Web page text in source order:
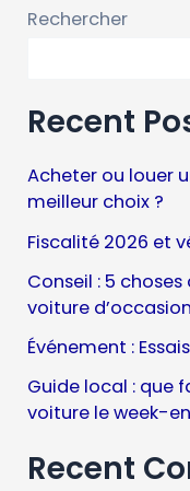
Rechercher
Recent
Acheter ou louer
meilleur choix ?
Fiscalité 2026 et
Conseil : 5
voiture d’occasion
Événement :
Guide local : que
voiture le week-
Recent